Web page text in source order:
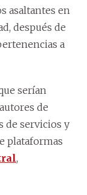
asaltantes en
después de
a
serían
de
de servicios y
plataformas
,